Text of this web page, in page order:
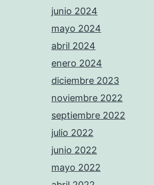
junio 2024
mayo 2024
abril 2024
enero 2024
diciembre 2023
noviembre 2022
septiembre 2022
julio 2022
junio 2022
mayo 2022